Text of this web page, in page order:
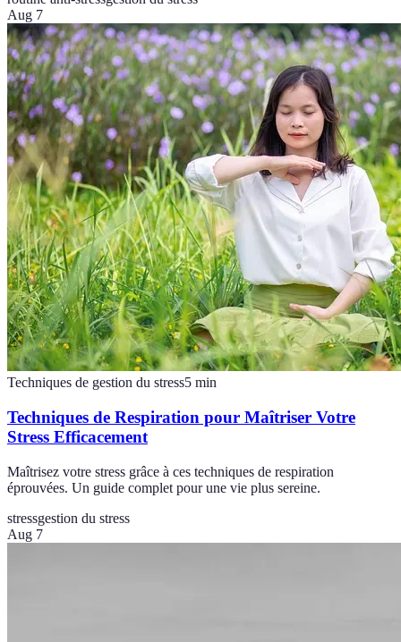
Aug 7
Techniques de gestion du stress5 min
Techniques de Respiration pour Maîtriser Votre
Stress Efficacement
Maîtrisez votre stress grâce à ces techniques de respiration
éprouvées. Un guide complet pour une vie plus sereine.
stressgestion du stress
Aug 7